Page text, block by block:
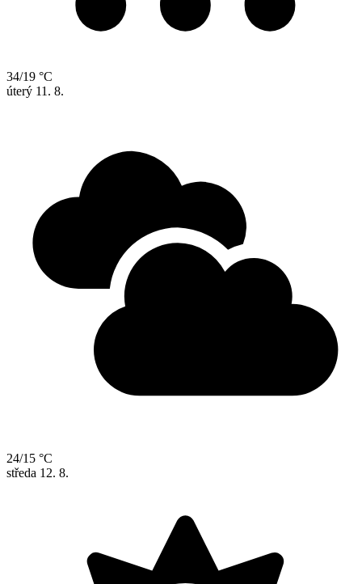
34/19 °C
úterý 11. 8.
24/15 °C
středa 12. 8.